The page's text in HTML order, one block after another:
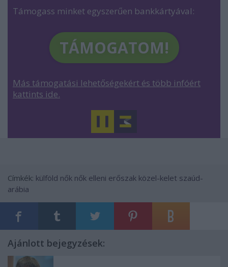
Támogass minket egyszerűen bankkártyával:
TÁMOGATOM!
Más támogatási lehetőségekért és több infóért
kattints ide.
Címkék: külföld nők nők elleni erőszak közel-kelet szaúd-
arábia
Ajánlott bejegyzések: